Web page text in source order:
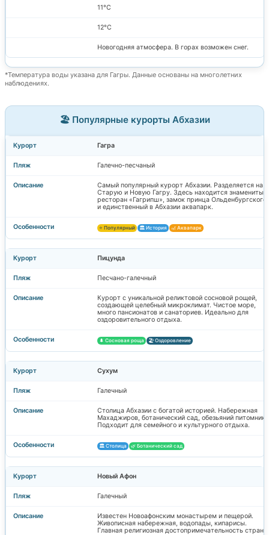
11°C
12°C
Новогодняя атмосфера. В горах возможен снег.
*Температура воды указана для Гагры. Данные основаны на многолетних
наблюдениях.
🏖️ Популярные курорты Абхазии
Гагра
Галечно-песчаный
Самый популярный курорт Абхазии. Разделяется на
Старую и Новую Гагру. Здесь находится знаменитый
ресторан «Гагрипш», замок принца Ольденбургского
и единственный в Абхазии аквапарк.
⭐ Популярный 🏛️ История 🎢 Аквапарк
Пицунда
Песчано-галечный
Курорт с уникальной реликтовой сосновой рощей,
создающей целебный микроклимат. Чистое море,
много пансионатов и санаториев. Идеально для
оздоровительного отдыха.
🌲 Сосновая роща 🏖️ Оздоровление
Сухум
Галечный
Столица Абхазии с богатой историей. Набережная
Махаджиров, ботанический сад, обезьяний питомник.
Подходит для семейного и культурного отдыха.
🏛️ Столица 🌿 Ботанический сад
Новый Афон
Галечный
Известен Новоафонским монастырем и пещерой.
Живописная набережная, водопады, кипарисы.
Главная религиозная достопримечательность